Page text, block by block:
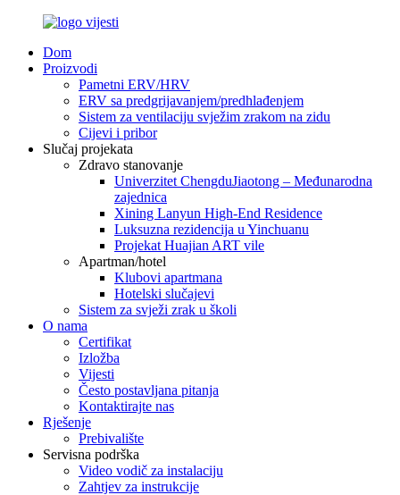
Dom
Proizvodi
Pametni ERV/HRV
ERV sa predgrijavanjem/predhlađenjem
Sistem za ventilaciju svježim zrakom na zidu
Cijevi i pribor
Slučaj projekata
Zdravo stanovanje
Univerzitet ChengduJiaotong – Međunarodna
zajednica
Xining Lanyun High-End Residence
Luksuzna rezidencija u Yinchuanu
Projekat Huajian ART vile
Apartman/hotel
Klubovi apartmana
Hotelski slučajevi
Sistem za svježi zrak u školi
O nama
Certifikat
Izložba
Vijesti
Često postavljana pitanja
Kontaktirajte nas
Rješenje
Prebivalište
Servisna podrška
Video vodič za instalaciju
Zahtjev za instrukcije